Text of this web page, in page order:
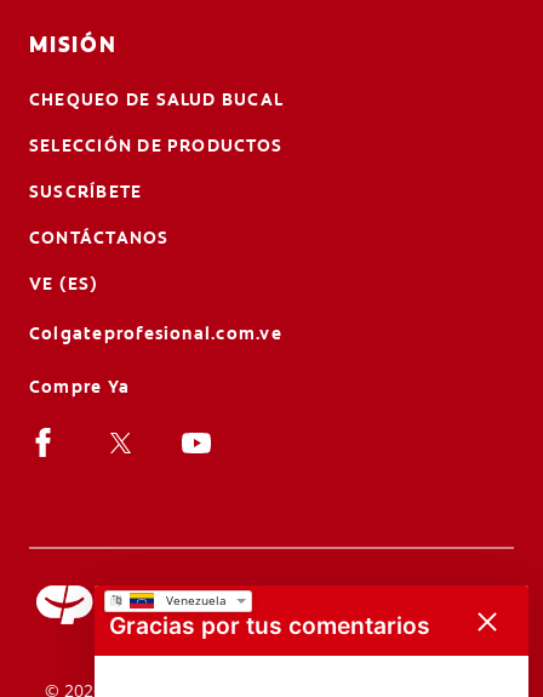
MISIÓN
CHEQUEO DE SALUD BUCAL
SELECCIÓN DE PRODUCTOS
SUSCRÍBETE
CONTÁCTANOS
VE (ES)
Colgateprofesional.com.ve
Compre Ya
© 2026 Colgate-Palmolive Company. Todos los derechos
Gracias por tus comentarios